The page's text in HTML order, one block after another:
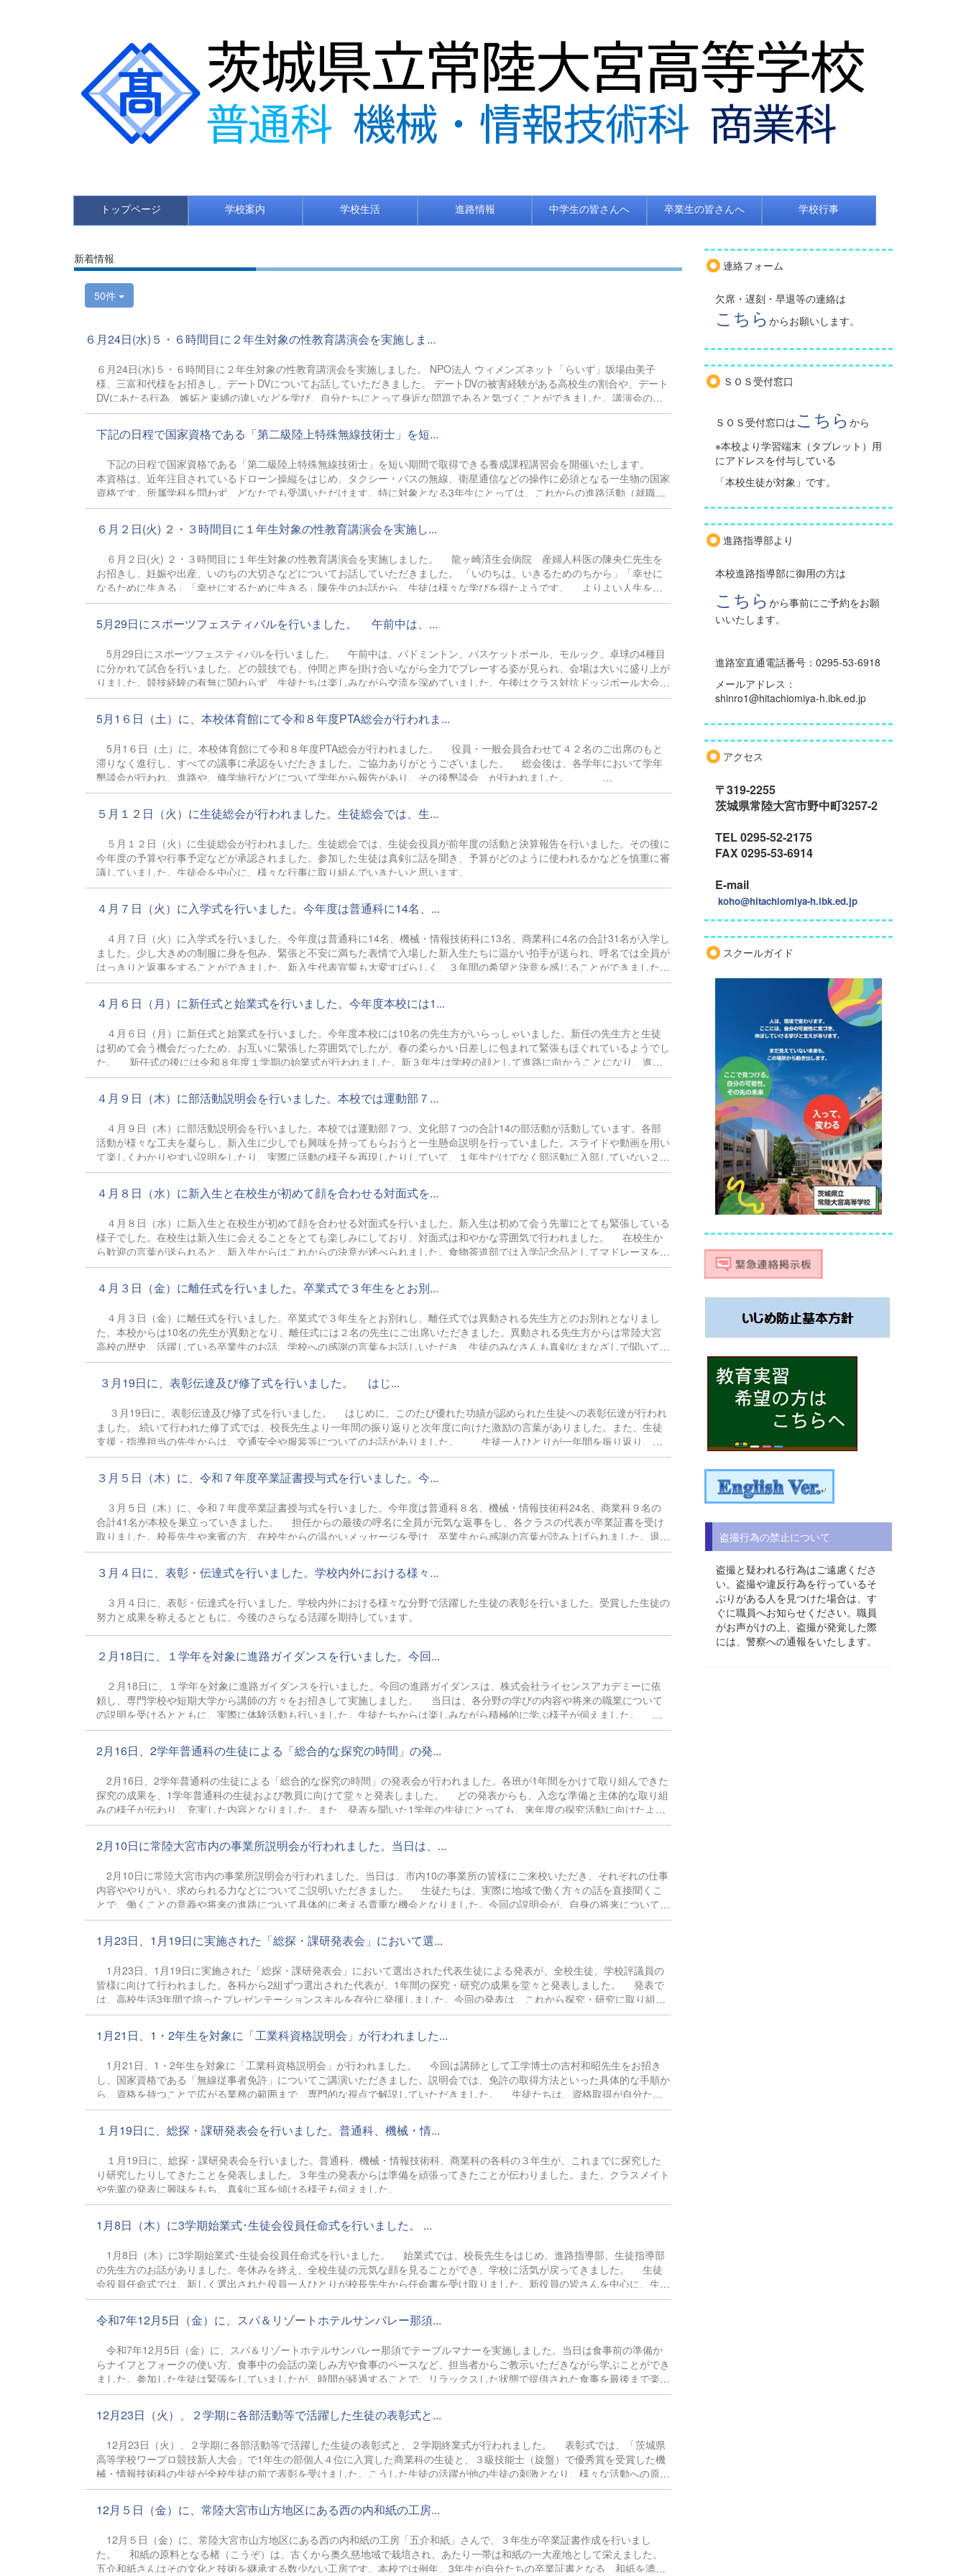
トップページ 学校案内 学校生活 進路情報 中学生の皆さんへ 卒業生の皆さんへ 学校行事
新着情報
50件
６月24日(水)５・６時間目に２年生対象の性教育講演会を実施しま...
６月24日(水)５・６時間目に２年生対象の性教育講演会を実施しました。 NPO法人 ウィメンズネット「らいず」坂場由美子
様、三富和代様をお招きし、デートDVについてお話していただきました。 デートDVの被害経験がある高校生の割合や、デート
DVにあたる行為、嫉妬と束縛の違いなどを学び、自分たちにとって身近な問題であると気づくことができました。講演会の後
半はグループワークを実施し、ある恋人同士のやり取りから感じたこと、思い浮かんだことについて意見交換をしました。 困
った時の相談機関についても教えていただきました。悩んだときは一人で抱え込むのではなく、周囲の大人や専門機関にSOSを
出してください。
下記の日程で国家資格である「第二級陸上特殊無線技術士」を短...
下記の日程で国家資格である「第二級陸上特殊無線技術士」を短い期間で取得できる養成課程講習会を開催いたします。
本資格は、近年注目されているドローン操縦をはじめ、タクシー・バスの無線、衛星通信などの操作に必須となる一生物の国家
資格です。所属学科を問わず、どなたでも受講いただけます。特に対象となる3年生にとっては、これからの進路活動（就職・
進学）の強力なアピールポイントになります。 保護者等の皆様の受講も大歓迎です。多くの皆様のご参加をお待ちしており
ます。 項 目 内 容 日程 令和8年7月4日（土）、7月5日（日） ［2日間］ 対象 本校生徒（２、３学年 ※1年生は要相
談）、保護者等の皆様 （所属学科不問） 受講費用 生徒：18,550円 ／ 一般（保護者等）：19,650円 ■ 本資格を取得するメ
進路活動に有利： 履歴書に書ける国家資格として、就職・進学試験での自己PRに活かせます。 〇確実な取得ステップ： 通常
の国家試験を受けるルートではなく、2日間の講習（...
６月２日(火) ２・３時間目に１年生対象の性教育講演会を実施し...
６月２日(火) ２・３時間目に１年生対象の性教育講演会を実施しました。 龍ヶ崎済生会病院 産婦人科医の陳央仁先生を
お招きし、妊娠や出産、いのちの大切さなどについてお話していただきました。 「いのちは、いきるためのちから」「幸せに
なるために生きる」「幸せにするために生きる」陳先生のお話から、生徒は様々な学びを得たようです。 よりよい人生を送
るために、これからも色々なことを一緒に勉強していきましょう。 ～生徒の感想～ 「お母さんのお腹の中で赤ちゃんがどの
ように育っていくのか、改めて詳しく知ることができてよかったです。出産のときは、赤ちゃんだけでなく母親も命がけである
ことを知りました。」 「どんな人のことも尊重して生きていこうという思いを持ちました。」 「将来子どもが生まれたら、そ
相手を尊重しながら、自分が幸せになれる道を進んでいきたいです。」
5月29日にスポーツフェスティバルを行いました。 午前中は、...
5月29日にスポーツフェスティバルを行いました。 午前中は、バドミントン、バスケットボール、モルック、卓球の4種目
に分かれて試合を行いました。どの競技でも、仲間と声を掛け合いながら全力でプレーする姿が見られ、会場は大いに盛り上が
りました。競技経験の有無に関わらず、生徒たちは楽しみながら交流を深めていました。午後はクラス対抗ドッジボール大会を
実施しました。今回は「エンジョイ部門」と「ガチ部門」に分かれて行い、それぞれのスタイルで競技を楽しみました。エンジ
ョイ部門では笑顔あふれるプレーが見られ、ガチ部門では白熱した試合が繰り広げられました。そして最後に３年生vs先生の最
高に熱いバトルが行われ、体育館全体から大きな歓声が沸き上がりました。生徒も先生も、観戦している在校生までもが大いに
5月1６日（土）に、本校体育館にて令和８年度PTA総会が行われま...
5月1６日（土）に、本校体育館にて令和８年度PTA総会が行われました。 役員・一般会員合わせて４２名のご出席のもと
滞りなく進行し、すべての議事に承認をいだたきました。ご協力ありがとうございました。 総会後は、各学年において学年
懇談会が行われ、進路や、修学旅行などについて学年から報告があり、その後懇談会 が行われました。
総会に先立ちブラスバンド部員の PTA会長あいさつ 演奏が披露され
ました 新役員あいさつ 退任役員 花束贈呈
授業参観 学年懇談会
５月１２日（火）に生徒総会が行われました。生徒総会では、生...
５月１２日（火）に生徒総会が行われました。生徒総会では、生徒会役員が前年度の活動と決算報告を行いました。その後に
今年度の予算や行事予定などが承認されました。参加した生徒は真剣に話を聞き、予算がどのように使われるかなどを慎重に審
議していました。生徒会を中心に、様々な行事に取り組んでいきたいと思います。
４月７日（火）に入学式を行いました。今年度は普通科に14名、...
４月７日（火）に入学式を行いました。今年度は普通科に14名、機械・情報技術科に13名、商業科に4名の合計31名が入学し
ました。少し大きめの制服に身を包み、緊張と不安に満ちた表情で入場した新入生たちに温かい拍手が送られ、呼名では全員が
はっきりと返事をすることができました。新入生代表宣誓も大変すばらしく、３年間の希望と決意を感じることができました。
この入学式をもって正式に常陸大宮高校生となった新入生の皆さんには、常陸大宮高校の生徒として「挑戦 湧きあがれ君の
力」という校訓を体現してほしいと思います。
４月６日（月）に新任式と始業式を行いました。今年度本校には1...
４月６日（月）に新任式と始業式を行いました。今年度本校には10名の先生方がいらっしゃいました。新任の先生方と生徒
は初めて会う機会だったため、お互いに緊張した雰囲気でしたが、春の柔らかい日差しに包まれて緊張もほぐれているようでし
た。 新任式の後には令和８年度１学期の始業式が行われました。新３年生は学校の顔として進路に向かうことになり、進路
指導部長のお話を真剣に聞いていました。新２年生はこれから入学する１年生の見本となるため、生徒支援・指導部長のお話に
耳を傾けていました。 いよいよ令和８年度の常陸大宮高校が始動しました。今年度も３学科がそれぞれの特色を活かし、生
徒が中心となって学校や地域を盛り上げていきますので、温かく見守ってください。
４月９日（木）に部活動説明会を行いました。本校では運動部７...
４月９日（木）に部活動説明会を行いました。本校では運動部７つ、文化部７つの合計14の部活動が活動しています。各部
活動が様々な工夫を凝らし、新入生に少しでも興味を持ってもらおうと一生懸命説明を行っていました。スライドや動画を用い
て楽しくわかりやすい説明をしたり、実際に活動の様子を再現したりしていて、１年生だけでなく部活動に入部していない２・
３年生も楽しめる内容でした。 １年生は２週間の部活動見学・体験期間を経て、希望した部活へ入部することになります。
多くの生徒が文武両道を目指して部活動にも励むことを期待しています。
４月８日（水）に新入生と在校生が初めて顔を合わせる対面式を...
４月８日（水）に新入生と在校生が初めて顔を合わせる対面式を行いました。新入生は初めて会う先輩にとても緊張している
様子でした。在校生は新入生に会えることをとても楽しみにしており、対面式は和やかな雰囲気で行われました。 在校生か
ら歓迎の言葉が送られると、新入生からはこれからの決意が述べられました。食物茶道部では入学記念品としてマドレーヌを作
成し、新入生もとても喜んでいました。対面式が終わるといよいよ全校生徒が揃っての学校生活が始まります。学年の垣根を越
え、全員で魅力ある学校づくりをしていきましょう。
４月３日（金）に離任式を行いました。卒業式で３年生をとお別...
４月３日（金）に離任式を行いました。卒業式で３年生をとお別れし、離任式では異動される先生方とのお別れとなりまし
た。本校からは10名の先生が異動となり、離任式には２名の先生にご出席いただきました。異動される先生方からは常陸大宮
高校の歴史、活躍している卒業生のお話、学校への感謝の言葉をお話しいただき、生徒のみなさんも真剣なまなざしで聞いてい
ました。 先生方とのお別れはとても悲しいですが、異動先の学校でも先生方がご活躍されることをお祈りするとともに、生徒
たちも新学期に向けて前向きに頑張っていきます。
３月19日に、表彰伝達及び修了式を行いました。 はじ...
３月19日に、表彰伝達及び修了式を行いました。 はじめに、このたび優れた功績が認められた生徒への表彰伝達が行われ
ました。 続いて行われた修了式では、校長先生より一年間の振り返りと次年度に向けた激励の言葉がありました。また、生徒
支援・指導担当の先生からは、交通安全や服装等についてのお話がありました。 生徒一人ひとりが一年間を振り返り、新
たな目標を胸に次の学年へと進む節目の時間となりました。
３月５日（木）に、令和７年度卒業証書授与式を行いました。今...
３月５日（木）に、令和７年度卒業証書授与式を行いました。今年度は普通科８名、機械・情報技術科24名、商業科９名の
合計41名が本校を巣立っていきました。 担任からの最後の呼名に全員が元気な返事をし、各クラスの代表が卒業証書を受け
取りました。校長先生や来賓の方、在校生からの温かいメッセージを受け、卒業生から感謝の言葉が読み上げられました。退場
時には涙を見せる姿もあり、感動の卒業式となりました。 教室では一人ひとり担任から卒業証書を受け取りました。先生か
らのメッセージやクラスメイトの語る思い出に、熱心に耳を傾けている姿がとても印象的でした。最後は友人同士で写真を撮
り、充実した３年間だったことが伝わってきました。 卒業生の皆さんが常陸大宮高校で学んだことや経験を活かして、新た
３月４日に、表彰・伝達式を行いました。学校内外における様々...
３月４日に、表彰・伝達式を行いました。学校内外における様々な分野で活躍した生徒の表彰を行いました。受賞した生徒の
努力と成果を称えるとともに、今後のさらなる活躍を期待しています。
２月18日に、１学年を対象に進路ガイダンスを行いました。今回...
２月18日に、１学年を対象に進路ガイダンスを行いました。今回の進路ガイダンスは、株式会社ライセンスアカデミーに依
頼し、専門学校や短期大学から講師の方々をお招きして実施しました。 当日は、各分野の学びの内容や将来の職業について
の説明を受けるとともに、実際に体験活動も行いました。生徒たちからは楽しみながら積極的に学ぶ様子が伺えました。 今
回の進路ガイダンスは、卒業後の進路選択にも大きく関わる貴重な機会となりました。
2月16日、2学年普通科の生徒による「総合的な探究の時間」の発...
2月16日、2学年普通科の生徒による「総合的な探究の時間」の発表会が行われました。各班が1年間をかけて取り組んできた
探究の成果を、1学年普通科の生徒および教員に向けて堂々と発表しました。 どの発表からも、入念な準備と主体的な取り組
みの様子が伝わり、充実した内容となりました。また、発表を聞いた1学年の生徒にとっても、来年度の探究活動に向けたよい
参考となる有意義な時間となりました。
2月10日に常陸大宮市内の事業所説明会が行われました。当日は、...
2月10日に常陸大宮市内の事業所説明会が行われました。当日は、市内10の事業所の皆様にご来校いただき、それぞれの仕事
内容ややりがい、求められる力などについてご説明いただきました。 生徒たちは、実際に地域で働く方々の話を直接聞くこ
とで、働くことの意義や将来の進路について具体的に考える貴重な機会となりました。今回の説明会が、自身の将来について主
体的に考えるきっかけとなることを期待しています。
1月23日、1月19日に実施された「総探・課研発表会」において選...
1月23日、1月19日に実施された「総探・課研発表会」において選出された代表生徒による発表が、全校生徒、学校評議員の
皆様に向けて行われました。各科から2組ずつ選出された代表が、1年間の探究・研究の成果を堂々と発表しました。 発表で
は、高校生活3年間で培ったプレゼンテーションスキルを存分に発揮しました。今回の発表は、これから探究・研究に取り組む
1・2年生にとって、大いに参考となる発表会となりました。
1月21日、1・2年生を対象に「工業科資格説明会」が行われました...
1月21日、1・2年生を対象に「工業科資格説明会」が行われました。 今回は講師として工学博士の吉村和昭先生をお招き
し、国家資格である「無線従事者免許」についてご講演いただきました。説明会では、免許の取得方法といった具体的な手順か
ら、資格を持つことで広がる業務の範囲まで、専門的な視点で解説していただきました。 生徒たちは、資格取得が自分たち
の進路へ活かすことができる可能性に気づき、将来のキャリアについて考えるきっかけにもなりました。
１月19日に、総探・課研発表会を行いました。普通科、機械・情...
１月19日に、総探・課研発表会を行いました。普通科、機械・情報技術科、商業科の各科の３年生が、これまでに探究した
り研究したりしてきたことを発表しました。３年生の発表からは準備を頑張ってきたことが伝わりました。また、クラスメイト
や先輩の発表に興味をもち、真剣に耳を傾ける様子も伺えました。
1月8日（木）に3学期始業式･生徒会役員任命式を行いました。 ...
1月8日（木）に3学期始業式･生徒会役員任命式を行いました。 始業式では、校長先生をはじめ、進路指導部、生徒指導部
の先生方のお話がありました。冬休みを終え、全校生徒の元気な顔を見ることができ、学校に活気が戻ってきました。 生徒
会役員任命式では、新しく選出された役員一人ひとりが校長先生から任命書を受け取りました。新役員の皆さんを中心に、生徒
全員でより良い学校を目指していきましょう。
令和7年12月5日（金）に、スパ＆リゾートホテルサンバレー那須...
令和7年12月5日（金）に、スパ＆リゾートホテルサンバレー那須でテーブルマナーを実施しました。当日は食事前の準備か
らナイフとフォークの使い方、食事中の会話の楽しみ方や食事のペースなど、担当者からご教示いただきながら学ぶことができ
ました。参加した生徒は緊張をしていましたが、時間が経過することで、リラックスした状態で提供された食事を最後まで楽し
むことができました。社会人に向けてよい経験ができました。
12月23日（火）、２学期に各部活動等で活躍した生徒の表彰式と...
12月23日（火）、２学期に各部活動等で活躍した生徒の表彰式と、２学期終業式が行われました。 表彰式では、「茨城県
高等学校ワープロ競技新人大会」で1年生の部個人４位に入賞した商業科の生徒と、３級技能士（旋盤）で優秀賞を受賞した機
械・情報技術科の生徒が全校生徒の前で表彰を受けました。こうした生徒の活躍が他の生徒の刺激となり、様々な活動への原動
力となることを期待したいです。表彰された生徒のみなさん、おめでとうございます。 また、２学期終業式では校長先生
から日頃の学校生活についてのお話があり、生徒たちは真剣に聞いているようでした。生徒指導・支援を担当する先生からは、
冬休み期間の過ごし方についてのお話があり、気持ちが引き締まる内容でした。 終業式終了後は各学年集会で、学年ごとに
る生徒たちの姿が印象的でした。 冬休みを無事に過ごし、来年も元気に登校できることを祈っています。
12月５日（金）に、常陸大宮市山方地区にある西の内和紙の工房...
12月５日（金）に、常陸大宮市山方地区にある西の内和紙の工房「五介和紙」さんで、３年生が卒業証書作成を行いまし
た。 和紙の原料となる楮（こうぞ）は、古くから奥久慈地域で栽培され、あたり一帯は和紙の一大産地として栄えました。
五介和紙さんはその文化と技術を継承する数少ない工房です。本校では例年、3年生が自分たちの卒業証書となる 和紙を漉く
連絡フォーム
欠席・遅刻・早退等の連絡は
こちら からお願いします。
ＳＯＳ受付窓口
ＳＯＳ受付窓口は こちら から
※本校より学習端末（タブレット）用
にアドレスを付与している
「本校生徒が対象」です。
進路指導部より
本校進路指導部に御用の方は
こちら から事前にご予約をお願
いいたします。
進路室直通電話番号：0295-53-6918
メールアドレス：
shinro1@hitachiomiya-h.ibk.ed.jp
アクセス
〒319-2255
茨城県常陸大宮市野中町3257-2
TEL 0295-52-2175
FAX 0295-53-6914
E-mail
koho@hitachiomiya-h.ibk.ed.jp
スクールガイド
盗撮行為の禁止について
盗撮と疑われる行為はご遠慮くださ
い。盗撮や違反行為を行っているそ
ぶりがある人を見つけた場合は、す
ぐに職員へお知らせください。職員
がお声がけの上、盗撮が発覚した際
には、警察への通報をいたします。